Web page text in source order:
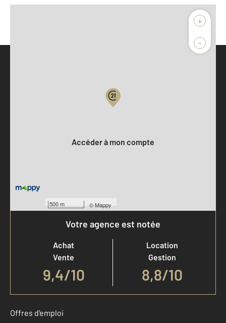
+
-
500 m ©Mappy
Accéder à mon compte
Votre agence est notée
Achat
Vente
9,4/10
Location
Gestion
8,8/10
Offres d'emploi